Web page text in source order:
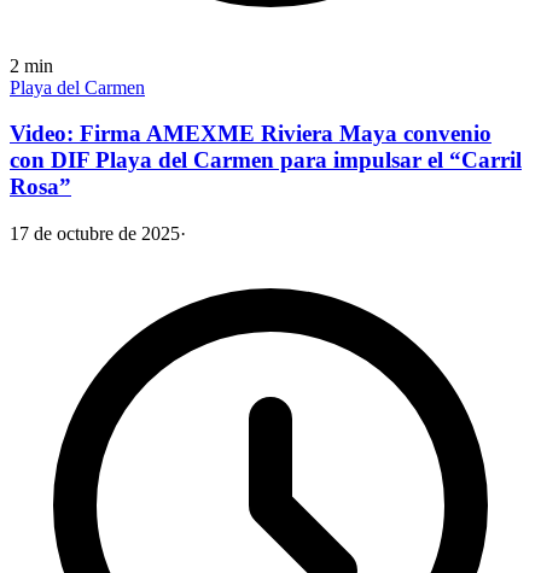
2 min
Playa del Carmen
Video: Firma AMEXME Riviera Maya convenio
con DIF Playa del Carmen para impulsar el “Carril
Rosa”
17 de octubre de 2025·